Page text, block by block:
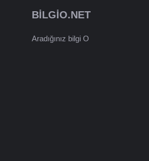
BILGIO.NET
Aradığınız bilgi O